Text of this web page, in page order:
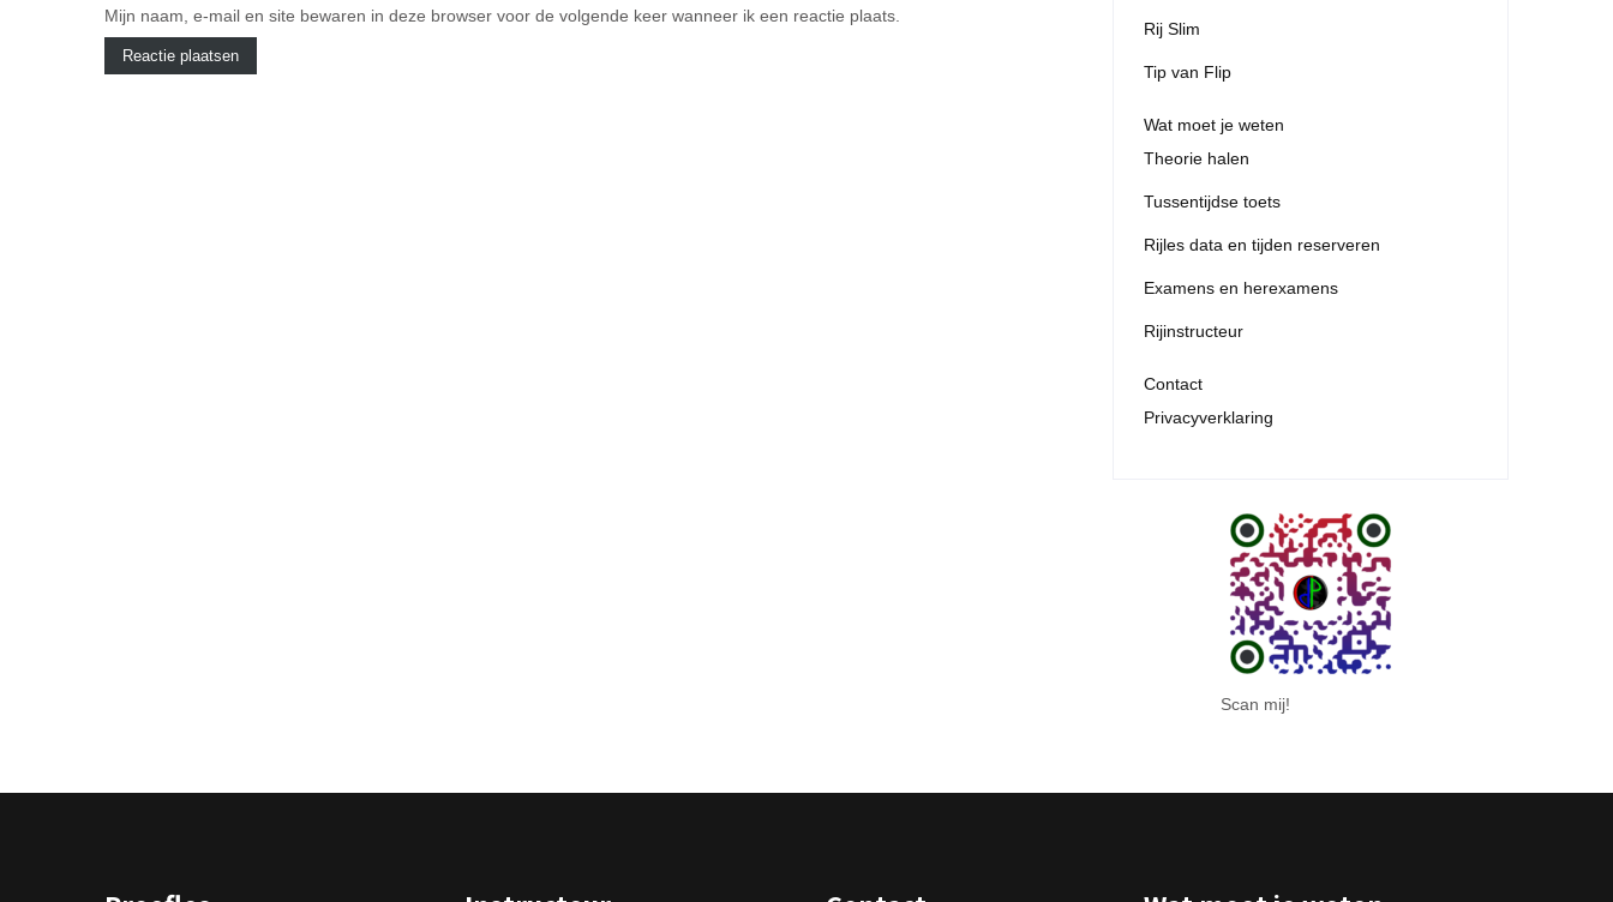
Mijn naam, e-mail en site bewaren in deze browser voor de volgende keer wanneer ik een reactie plaats.
Rij Slim
Tip van Flip
Wat moet je weten
Theorie halen
Tussentijdse toets
Rijles data en tijden reserveren
Examens en herexamens
Rijinstructeur
Contact
Privacyverklaring
Scan mij!